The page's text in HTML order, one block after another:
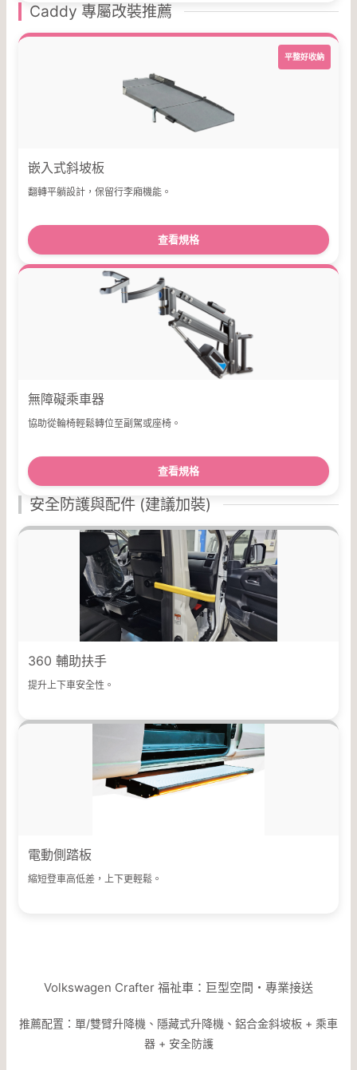
Caddy 專屬改裝推薦
平整好收納
嵌入式斜坡板
翻轉平躺設計，保留行李廂機能。
查看規格
無障礙乘車器
協助從輪椅輕鬆轉位至副駕或座椅。
查看規格
安全防護與配件 (建議加裝)
360 輔助扶手
提升上下車安全性。
電動側踏板
縮短登車高低差，上下更輕鬆。
Volkswagen Crafter 福祉車：巨型空間・專業接送
推薦配置：單/雙臂升降機、隱藏式升降機、鋁合金斜坡板 + 乘車
器 + 安全防護